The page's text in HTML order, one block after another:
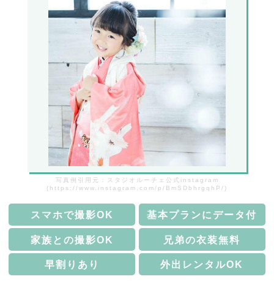
写真例引用元：スタジオルーチェ公式instagram
(https://www.instagram.com/p/BmSDbhrgqhP/)
スマホで撮影OK
家族との撮影OK
早割りあり
基本プランにデータ付
兄弟の衣装無料
外出レンタルOK